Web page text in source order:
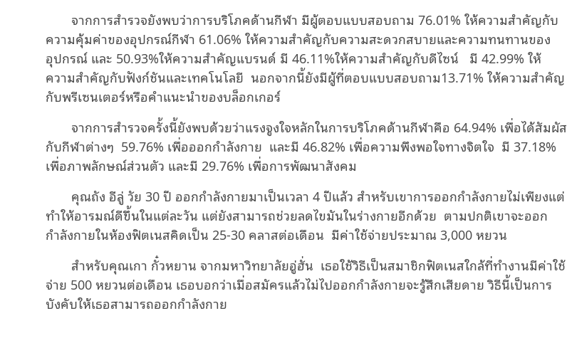
จากการสํารวจยังพบว่าการบริโภคด้านกีฬา มีผู้ตอบแบบสอบถาม 76.01% ให้ความสําคัญกับ
ความคุ้มค่าของอุปกรณ์กีฬา 61.06% ให้ความสําคัญกับความสะดวกสบายและความทนทานของ
อุปกรณ์ และ 50.93%ให้ความสำคัญแบรนด์ มี 46.11%ให้ความสำคัญกับดีไซน์ มี 42.99% ให้
ความสำคัญกับฟังก์ชันและเทคโนโลยี นอกจากนี้ยังมีผู้ที่ตอบแบบสอบถาม13.71% ให้ความสำคัญ
กับพรีเซนเตอร์หรือคําแนะนําของบล็อกเกอร์
จากการสํารวจครั้งนี้ยังพบด้วยว่าแรงจูงใจหลักในการบริโภคด้านกีฬาคือ 64.94% เพื่อได้สัมผัส
กับกีฬาต่างๆ 59.76% เพื่อออกกำลังกาย และมี 46.82% เพื่อความพึงพอใจทางจิตใจ มี 37.18%
เพื่อภาพลักษณ์ส่วนตัว และมี 29.76% เพื่อการพัฒนาสังคม
คุณถัง อีลู่ วัย 30 ปี ออกกําลังกายมาเป็นเวลา 4 ปีแล้ว สําหรับเขาการออกกําลังกายไม่เพียงแต่
ทําให้อารมณ์ดีขึ้นในแต่ละวัน แต่ยังสามารถช่วยลดไขมันในร่างกายอีกด้วย ตามปกติเขาจะออก
กำลังกายในห้องฟิตเนสคิดเป็น 25-30 คลาสต่อเดือน มีค่าใช้จ่ายประมาณ 3,000 หยวน
สําหรับคุณเกา กั๋วหยาน จากมหาวิทยาลัยอู่ฮั่น เธอใช้วิธีเป็นสมาชิกฟิตเนสใกล้ที่ทำงานมีค่าใช้
จ่าย 500 หยวนต่อเดือน เธอบอกว่าเมื่อสมัครแล้วไม่ไปออกกําลังกายจะรู้สึกเสียดาย วิธีนี้เป็นการ
บังคับให้เธอสามารถออกกำลังกาย